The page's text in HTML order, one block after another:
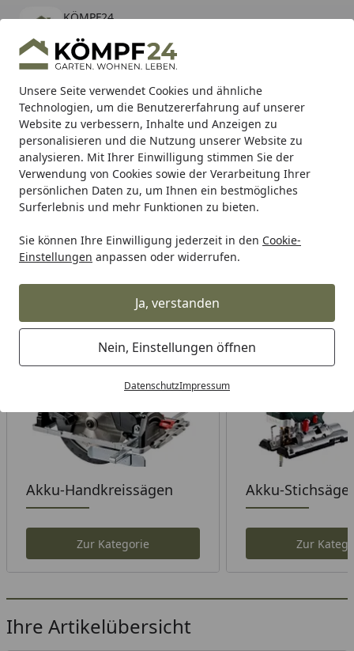
Unsere Seite verwendet Cookies und ähnliche
Technologien, um die Benutzererfahrung auf unserer
Website zu verbessern, Inhalte und Anzeigen zu
personalisieren und die Nutzung unserer Website zu
analysieren. Mit Ihrer Einwilligung stimmen Sie der
Verwendung von Cookies sowie der Verarbeitung Ihrer
persönlichen Daten zu, um Ihnen ein bestmögliches
Surferlebnis und mehr Funktionen zu bieten.
Sie können Ihre Einwilligung jederzeit in den Cookie-
Einstellungen anpassen oder widerrufen.
Ja, verstanden
Nein, Einstellungen öffnen
DatenschutzImpressum
KÖMPF24
kostenlos - Im App Store
Hotline
Alle Produkte
Mein Konto
Suchen
Karibu Pools inkl. gratis Sandfilteranlage & Pool-
Starterset (Gesamtwert bis 468,99€)
Startseite
Metabo Maschinen Akku Geräte Akku Sägen
Metabo Akku Sägen
Wählen Sie Ihre Wunschkategorie
Akku-Handkreissägen
Zur Kategorie
Akku-
Zur
Ihre Artikelübersicht